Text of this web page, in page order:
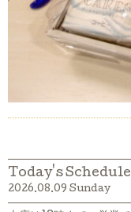
Today's Schedule
2026.08.09 Sunday